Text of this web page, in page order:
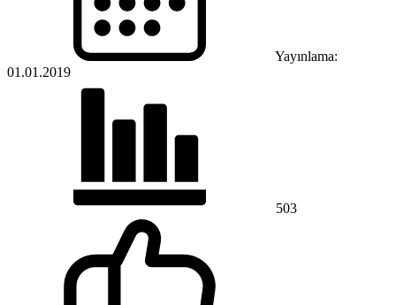
Yayınlama:
01.01.2019
503